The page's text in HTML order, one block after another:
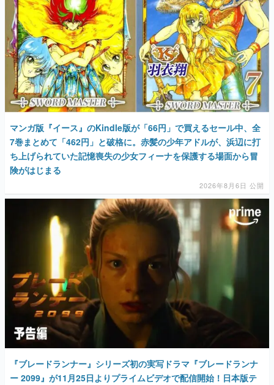
マンガ版『イース』のKindle版が「66円」で買えるセール中、全
7巻まとめて「462円」と破格に。赤髪の少年アドルが、浜辺に打
ち上げられていた記憶喪失の少女フィーナを保護する場面から冒
険がはじまる
2026年8月6日 公開
『ブレードランナー』シリーズ初の実写ドラマ『ブレードランナ
ー 2099』が11月25日よりプライムビデオで配信開始！日本版テ